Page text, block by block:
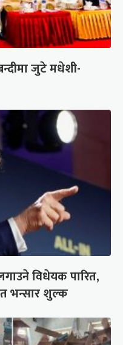
जुटे मधेशी-
विधेयक पारित,
भन्सार शुल्क